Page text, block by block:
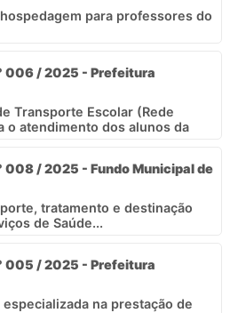
para professores do
006 / 2025 - Prefeitura
Transporte Escolar (Rede
o atendimento dos alunos da
008 / 2025 - Fundo Municipal de
tratamento e destinação
de Saúde...
005 / 2025 - Prefeitura
na prestação de